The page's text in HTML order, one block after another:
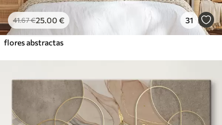
41.67€25.00 € 31
flores abstractas